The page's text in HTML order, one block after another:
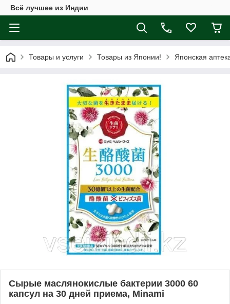
Всё лучшее из Индии
Товары и услуги Товары из Японии! Японская
Сырые маслянокислые бактерии 3000 60
капсул на 30 дней приема, Minami